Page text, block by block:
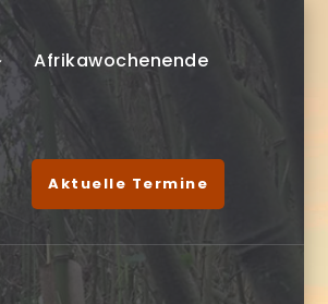
Afrikawochenende
Aktuelle Termine